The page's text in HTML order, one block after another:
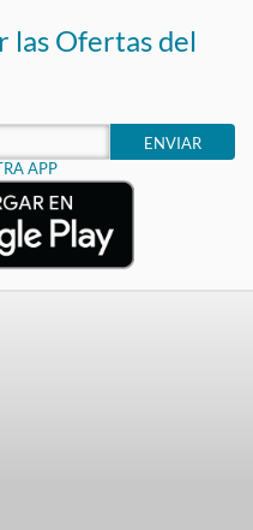
las Ofertas del
ENVIAR
APP